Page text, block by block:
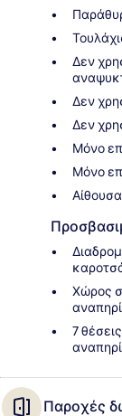
Δεν
Δεν
Δεν
Μόνο
Μόνο
Χώρος
7
Παροχές